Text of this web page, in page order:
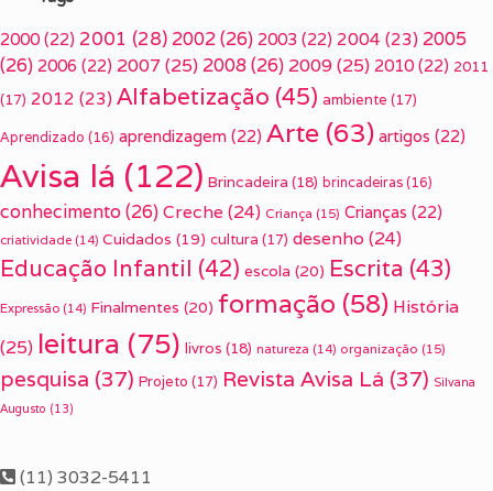
2000 (22) 2001 (28) 2002(26) 2003 (22) 2004 (23) 2005
(26) 2006 (22) 2007 (25) 2008(26) 2009(25) 2010 (22) 2011
(17) 2012 (23) Alfabetização (45) ambiente (17)
Aprendizado (16) aprendizagem (22) Arte (63) artigos (22)
Avisa lá (122) Brincadeira (18) brincadeiras (16)
conhecimento(26) Creche (24) Criança (15) Crianças (22)
criatividade (14) Cuidados (19) cultura (17) desenho (24)
Educação Infantil (42) escola (20) Escrita (43)
Expressão (14) Finalmentes (20) formação (58) História
(25) leitura (75) livros (18) natureza (14) organização (15)
pesquisa (37) Projeto (17) Revista Avisa Lá (37) Silvana
Augusto (13)
(11) 3032-5411